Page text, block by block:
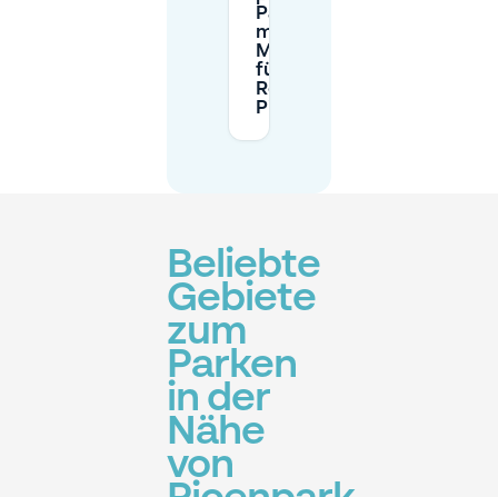
Parkplatzes
mit
Mobypark
für eine
Reise zum
Pioenpark?
Beliebte
Gebiete
zum
Parken
in der
Nähe
von